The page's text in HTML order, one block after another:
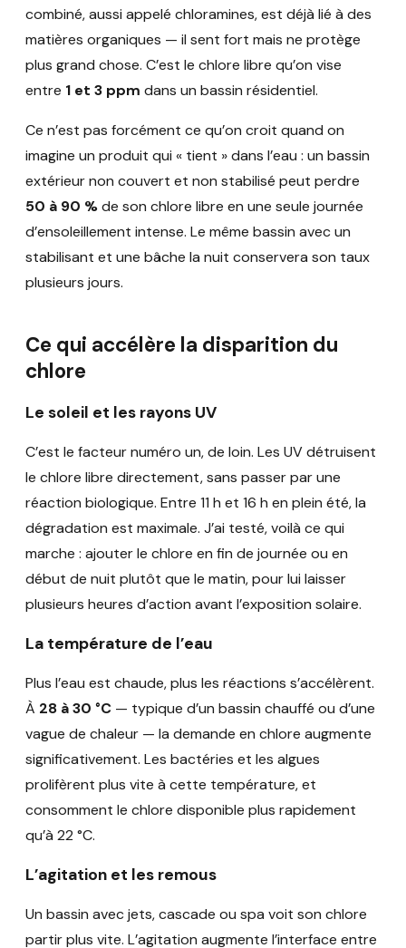
combiné, aussi appelé chloramines, est déjà lié à des
matières organiques — il sent fort mais ne protège
plus grand chose. C’est le chlore libre qu’on vise
entre 1 et 3 ppm dans un bassin résidentiel.
Ce n’est pas forcément ce qu’on croit quand on
imagine un produit qui « tient » dans l’eau : un bassin
extérieur non couvert et non stabilisé peut perdre
50 à 90 %de son chlore libre en une seule journée
d’ensoleillement intense. Le même bassin avec un
stabilisant et une bâche la nuit conservera son taux
plusieurs jours.
Ce qui accélère la disparition du
chlore
Le soleil et les rayons UV
C’est le facteur numéro un, de loin. Les UV détruisent
le chlore libre directement, sans passer par une
réaction biologique. Entre 11 h et 16 h en plein été, la
dégradation est maximale. J’ai testé, voilà ce qui
marche : ajouter le chlore en fin de journée ou en
début de nuit plutôt que le matin, pour lui laisser
plusieurs heures d’action avant l’exposition solaire.
La température de l’eau
Plus l’eau est chaude, plus les réactions s’accélèrent.
À 28 à 30 °C — typique d’un bassin chauffé ou d’une
vague de chaleur — la demande en chlore augmente
significativement. Les bactéries et les algues
prolifèrent plus vite à cette température, et
consomment le chlore disponible plus rapidement
qu’à 22 °C.
L’agitation et les remous
Un bassin avec jets, cascade ou spa voit son chlore
partir plus vite. L’agitation augmente l’interface entre